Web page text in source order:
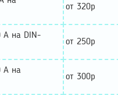
от 320р
А на DIN-
от 250р
А на
от 300р